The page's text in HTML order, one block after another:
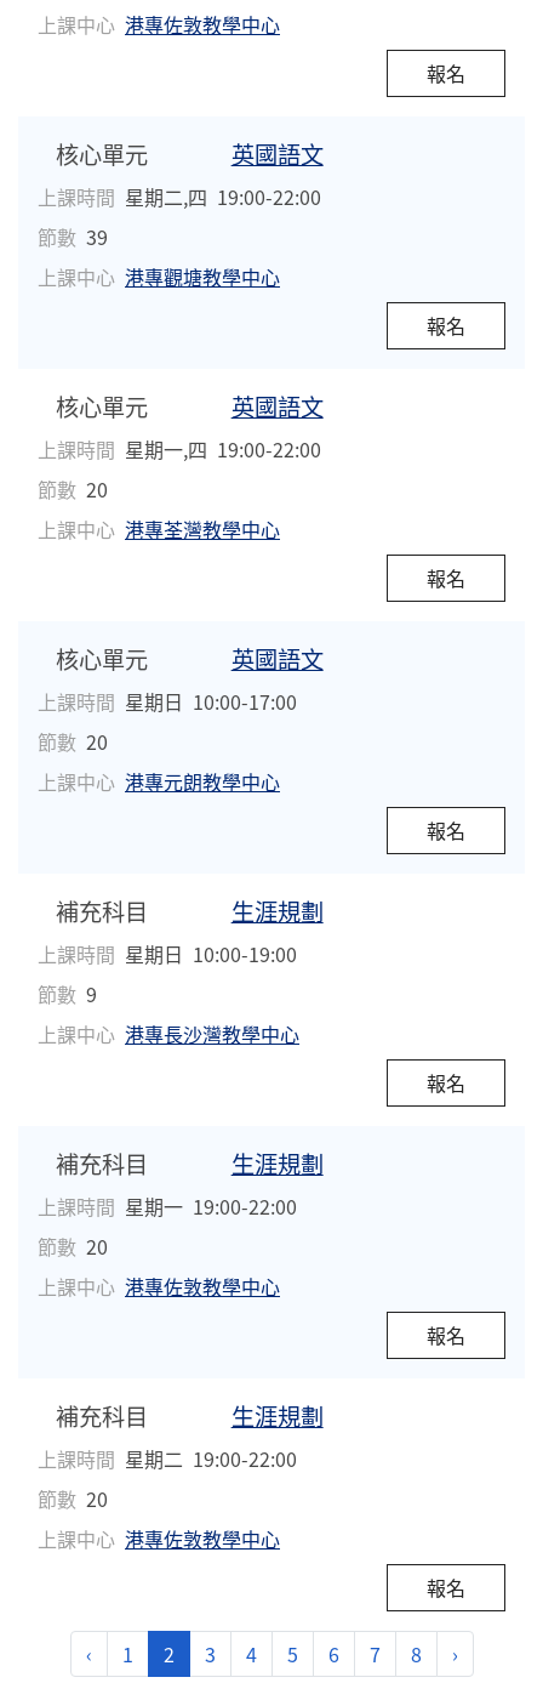
上課中心 港專佐敦教學中心
報名
核心單元 英國語文
上課時間 星期二,四 19:00-22:00
節數 39
上課中心 港專觀塘教學中心
報名
核心單元 英國語文
上課時間 星期一,四 19:00-22:00
節數 20
上課中心 港專荃灣教學中心
報名
核心單元 英國語文
上課時間 星期日 10:00-17:00
節數 20
上課中心 港專元朗教學中心
報名
補充科目 生涯規劃
上課時間 星期日 10:00-19:00
節數 9
上課中心 港專長沙灣教學中心
報名
補充科目 生涯規劃
上課時間 星期一 19:00-22:00
節數 20
上課中心 港專佐敦教學中心
報名
補充科目 生涯規劃
上課時間 星期二 19:00-22:00
節數 20
上課中心 港專佐敦教學中心
報名
‹ 1 2 3 4 5 6 7 8 ›